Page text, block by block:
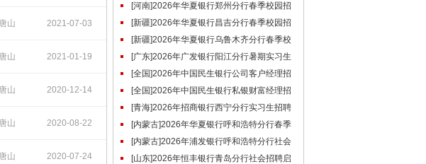
09:10:59
唐山 2021-07-03
10:36:53
唐山 2021-01-19
14:31:11
唐山 2020-12-14
11:58:16
唐山 2020-08-22
09:34:07
唐山 2020-07-24
事（6.17）
[河南]2026年华夏银行郑州分行春季校园招
聘公告（6.17）
[新疆]2026年华夏银行昌吉分行春季校园招
聘公告（6.17）
[新疆]2026年华夏银行乌鲁木齐分行春季校
园招聘公告（6.17）
[广东]2026年广发银行阳江分行暑期实习生
招聘公告
[全国]2026年中国民生银行公司客户经理招
聘启事（6.17）
[全国]2026年中国民生银行私银财富经理招
聘启事（6.17）
[青海]2026年招商银行西宁分行实习生招聘
启事（6.17）
[内蒙古]2026年华夏银行呼和浩特分行春季
校园招聘公告（6.17）
[内蒙古]2026年浦发银行呼和浩特分行社会
招聘启事（6.17）
[山东]2026年恒丰银行青岛分行社会招聘启